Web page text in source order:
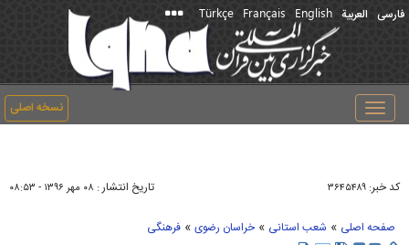
فارسی العربیة English
Français
Türkçe
نسخه اصلی
Toggle
navigation
کد خبر: ۳۶۴۵۴۸۹ تاریخ انتشار : ۰۸ مهر ۱۳۹۶ - ۰۸:۵۳
صفحه اصلی » شعب استانی » خراسان رضوی » فرهنگی